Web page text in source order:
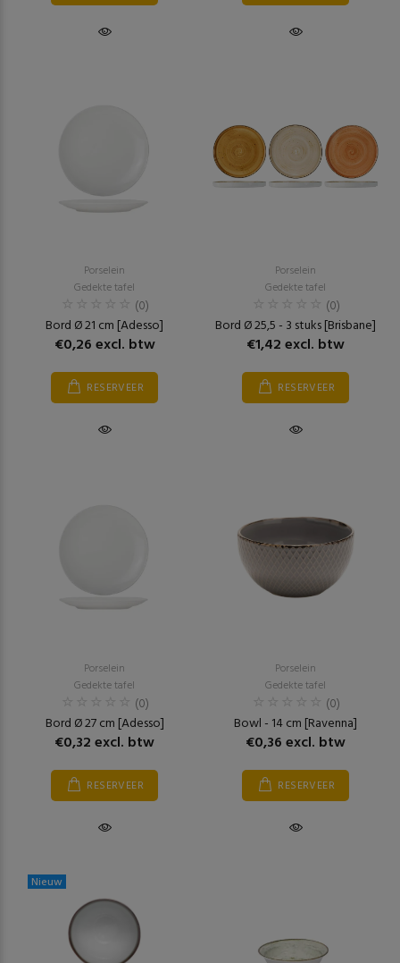
Porselein
Gedekte tafel
(0)
Bord Ø 21 cm [Adesso]
€0,26 excl. btw
RESERVEER
Porselein
Gedekte tafel
(0)
Bord Ø 25,5 - 3 stuks [Brisbane]
€1,42 excl. btw
RESERVEER
Porselein
Gedekte tafel
(0)
Bord Ø 27 cm [Adesso]
€0,32 excl. btw
RESERVEER
Porselein
Gedekte tafel
(0)
Bowl - 14 cm [Ravenna]
€0,36 excl. btw
RESERVEER
Nieuw